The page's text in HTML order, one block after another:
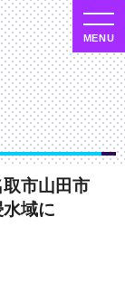
取市山田市
域に